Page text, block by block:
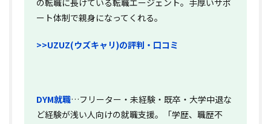
の転職に長けている転職エージェント。手厚いサポ
ート体制で親身になってくれる。
>>UZUZ(ウズキャリ)の評判・口コミ
DYM就職…フリーター・未経験・既卒・大学中退な
ど経験が浅い人向けの就職支援。「学歴、職歴不